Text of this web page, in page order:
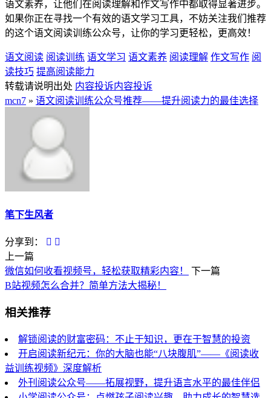
语文素养，让他们在阅读理解和作文写作中都取得显著进步。
如果你正在寻找一个有效的语文学习工具，不妨关注我们推荐
的这个语文阅读训练公众号，让你的学习更轻松，更高效！
语文阅读 阅读训练 语文学习 语文素养 阅读理解 作文写作 阅
读技巧 提高阅读能力
转载请说明出处 内容投诉内容投诉
mcn7 » 语文阅读训练公众号推荐——提升阅读力的最佳选择
笔下生风者
分享到：
上一篇
微信如何收看视频号，轻松获取精彩内容！
下一篇
B站视频怎么合并？简单方法大揭秘！
相关推荐
解锁阅读的财富密码：不止于知识，更在于智慧的投资
开启阅读新纪元：你的大脑也能“八块腹肌”——《阅读收
益训练视频》深度解析
外刊阅读公众号——拓展视野，提升语言水平的最佳伴侣